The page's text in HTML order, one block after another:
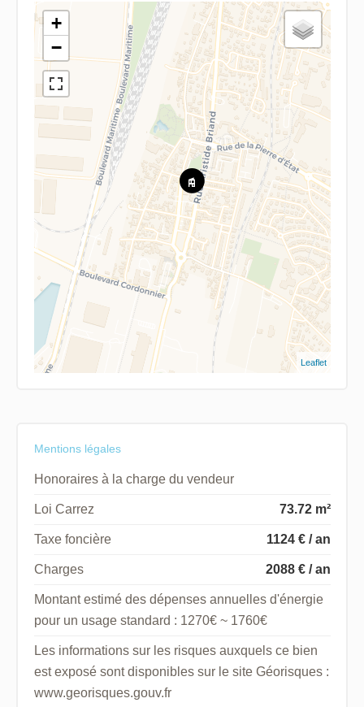
+
−
Leaflet
Mentions légales
Honoraires à la charge du vendeur
Loi Carrez 73.72 m²
Taxe foncière 1124 € / an
Charges 2088 € / an
Montant estimé des dépenses annuelles d'énergie
pour un usage standard : 1270€ ~ 1760€
Les informations sur les risques auxquels ce bien
est exposé sont disponibles sur le site Géorisques :
www.georisques.gouv.fr